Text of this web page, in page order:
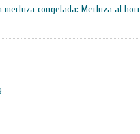
merluza congelada: Merluza al